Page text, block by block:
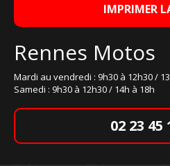
IMPRIMER
Rennes Motos
Mardi au vendredi : 9h30 à 12h30 /
Samedi : 9h30 à 12h30 / 14h à 18h
02 23 45